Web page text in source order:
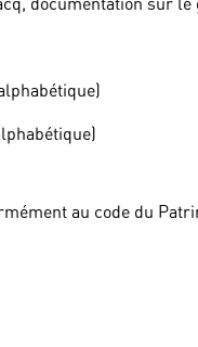
au code du